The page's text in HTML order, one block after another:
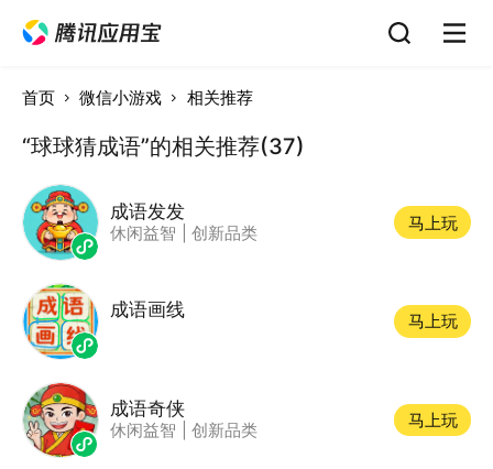
首页 微信小游戏 相关推荐
“球球猜成语”的相关推荐(37)
成语发发
休闲益智 创新品类
马上玩
成语画线
马上玩
成语奇侠
休闲益智 创新品类
马上玩